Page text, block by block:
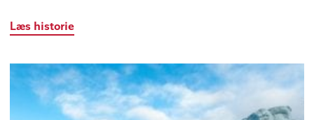
Læs historie